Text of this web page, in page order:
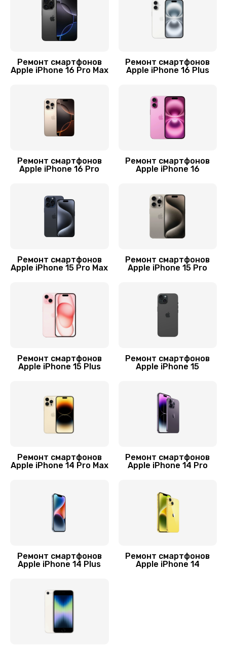
Замена стекла камеры
1500 руб.
Замена разъема зарядки
Замена аккумулятора
Замена GPS-модуля
Заказать
Замена заднего стекла
1800 руб.
Замена контроллера питания
Ремонт динамика
Заказать
Ремонт смартфонов
Apple iPhone 16 Pro Max
Ремонт смартфонов
Apple iPhone 16 Plus
Ремонт смартфонов
Apple iPhone 16 Pro
Ремонт смартфонов
Apple iPhone 16
Ремонт смартфонов
Apple iPhone 15 Pro Max
Ремонт смартфонов
Apple iPhone 15 Pro
Ремонт смартфонов
Apple iPhone 15 Plus
Ремонт смартфонов
Apple iPhone 15
Ремонт смартфонов
Apple iPhone 14 Pro Max
Ремонт смартфонов
Apple iPhone 14 Pro
Ремонт смартфонов
Apple iPhone 14 Plus
Ремонт смартфонов
Apple iPhone 14